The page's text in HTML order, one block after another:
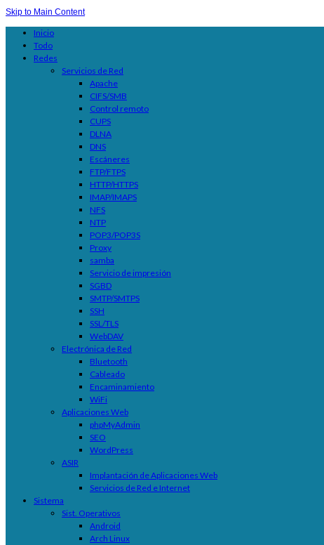
Skip to Main Content
Inicio
Todo
Redes
Servicios de Red
Apache
CIFS/SMB
Control remoto
CUPS
DLNA
DNS
Escáneres
FTP/FTPS
HTTP/HTTPS
IMAP/IMAPS
NFS
NTP
POP3/POP3S
Proxy
samba
Servicio de impresión
SGBD
SMTP/SMTPS
SSH
SSL/TLS
WebDAV
Electrónica de Red
Bluetooth
Cableado
Encaminamiento
WiFi
Aplicaciones Web
phpMyAdmin
SEO
WordPress
ASIR
Implantación de Aplicaciones Web
Servicios de Red e Internet
Sistema
Sist. Operativos
Android
Arch Linux